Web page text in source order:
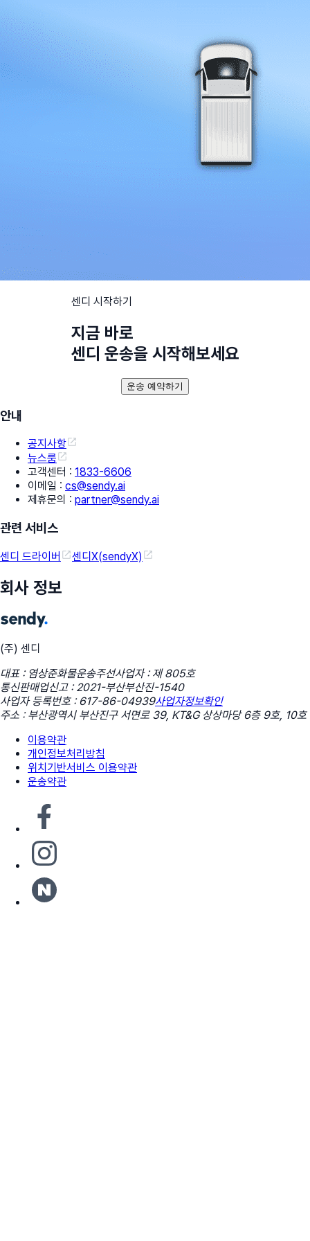
센디 시작하기
지금 바로
센디 운송을 시작해보세요
운송 예약하기
안내
공지사항
뉴스룸
고객센터 : 1833-6606
이메일 : cs@sendy.ai
제휴문의 : partner@sendy.ai
관련 서비스
센디 드라이버 센디X(sendyX)
회사 정보
(주) 센디
대표 : 염상준화물운송주선사업자 : 제 805호
통신판매업신고 : 2021-부산부산진-1540
사업자 등록번호 : 617-86-04939사업자정보확인
주소 : 부산광역시 부산진구 서면로 39, KT&G 상상마당 6층 9호, 10호
이용약관
개인정보처리방침
위치기반서비스 이용약관
운송약관